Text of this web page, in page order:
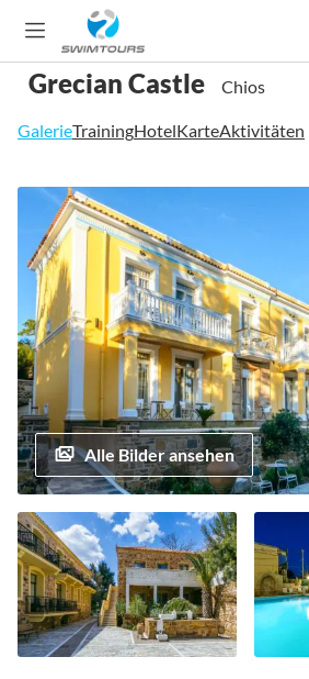
Grecian Castle Chios
GalerieTrainingHotelKarteAktivitäten
Bildgalerie
springen
Alle Bilder ansehen